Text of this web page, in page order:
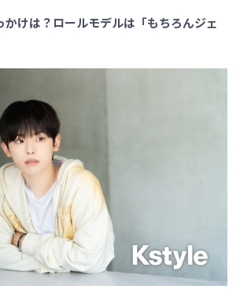
かけは？ロールモデルは「もちろんジェ